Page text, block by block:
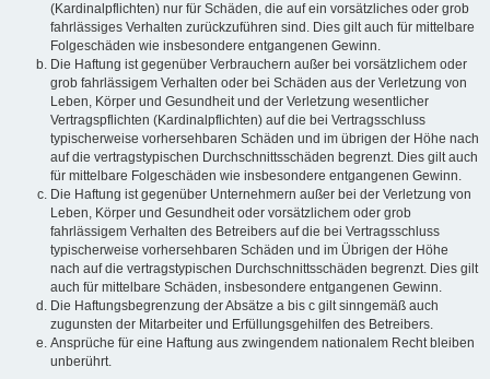
(Kardinalpflichten) nur für Schäden, die auf ein vorsätzliches oder grob
fahrlässiges Verhalten zurückzuführen sind. Dies gilt auch für mittelbare
Folgeschäden wie insbesondere entgangenen Gewinn.
Die Haftung ist gegenüber Verbrauchern außer bei vorsätzlichem oder
grob fahrlässigem Verhalten oder bei Schäden aus der Verletzung von
Leben, Körper und Gesundheit und der Verletzung wesentlicher
Vertragspflichten (Kardinalpflichten) auf die bei Vertragsschluss
typischerweise vorhersehbaren Schäden und im übrigen der Höhe nach
auf die vertragstypischen Durchschnittsschäden begrenzt. Dies gilt auch
für mittelbare Folgeschäden wie insbesondere entgangenen Gewinn.
Die Haftung ist gegenüber Unternehmern außer bei der Verletzung von
Leben, Körper und Gesundheit oder vorsätzlichem oder grob
fahrlässigem Verhalten des Betreibers auf die bei Vertragsschluss
typischerweise vorhersehbaren Schäden und im Übrigen der Höhe
nach auf die vertragstypischen Durchschnittsschäden begrenzt. Dies gilt
auch für mittelbare Schäden, insbesondere entgangenen Gewinn.
Die Haftungsbegrenzung der Absätze a bis c gilt sinngemäß auch
zugunsten der Mitarbeiter und Erfüllungsgehilfen des Betreibers.
Ansprüche für eine Haftung aus zwingendem nationalem Recht bleiben
unberührt.